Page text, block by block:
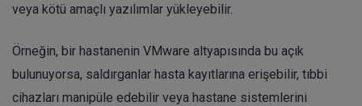
veya kötü amaçlı yazılımlar yükleyebilir.
Örneğin, bir hastanenin VMware altyapısında bu açık
bulunuyorsa, saldırganlar hasta kayıtlarına erişebilir, tıbbi
cihazları manipüle edebilir veya hastane sistemlerini